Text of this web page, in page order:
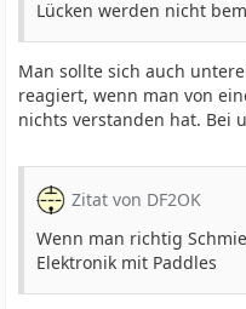
Lücken werden nicht
Man sollte sich auch
reagiert, wenn man von
nichts verstanden hat. Bei
Zitat von DF2OK
Wenn man richtig
Elektronik mit Paddles